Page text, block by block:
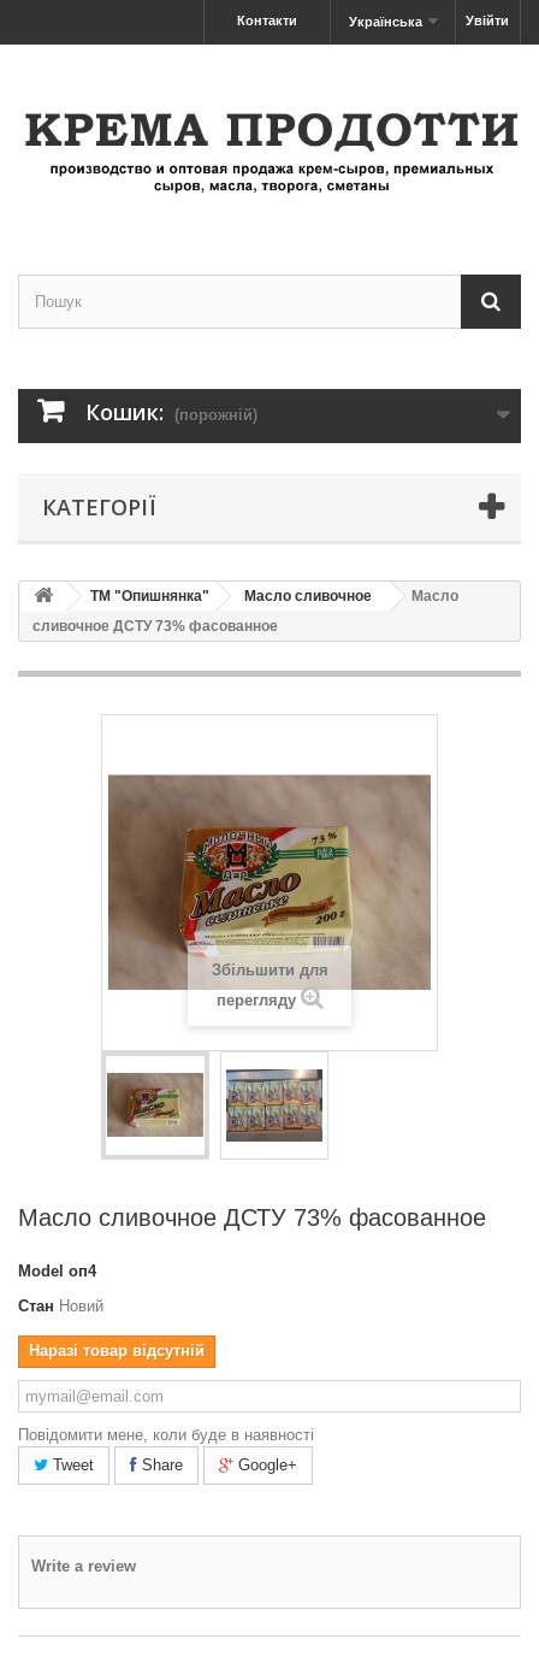
Увійти
Українська
Контакти
Кошик: (порожній)
КАТЕГОРІЇ
ТМ "Опишнянка" Масло сливочное
Масло
сливочное ДСТУ 73% фасованное
Збільшити для
перегляду
Масло сливочное ДСТУ 73% фасованное
Model оп4
Стан Новий
Наразі товар відсутній
Повідомити мене, коли буде в наявності
Tweet
Share Google+
Write a review